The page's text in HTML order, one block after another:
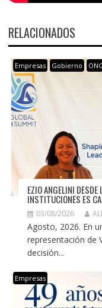
RELACIONADOS
Empresas Gobierno
EZIO ANGELINI
INSTITUCIONES ES
03/08/2026
Agosto, 2026. En
representación de
decisión...
Empresas